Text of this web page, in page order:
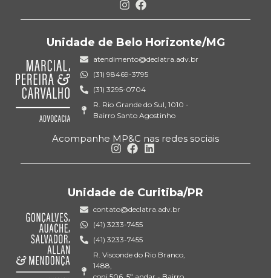
Unidade de Belo Horizonte/MG
atendimento@declatra.adv.br
(31) 98469-3795
(31) 3295-0704
R. Rio Grande do Sul, 1010 -
Bairro Santo Agostinho
Acompanhe MP&C nas redes sociais
Unidade de Curitiba/PR
contato@declatra.adv.br
(41) 3233-7455
(41) 3233-7455
R. Visconde do Rio Branco,
1488,